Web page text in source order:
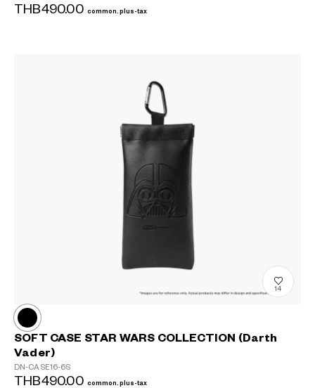
THB490.00 common.plus-tax
14
SOFT CASE STAR WARS COLLECTION (Darth
Vader)
DN-CASE16-6S
THB490.00 common.plus-tax